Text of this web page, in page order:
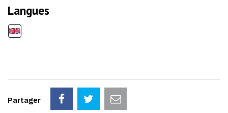
Langues
Partager